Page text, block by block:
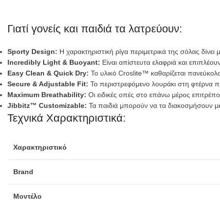
Γιατί γονείς και παιδιά τα λατρεύουν:
Sporty Design: Η χαρακτηριστική ρίγα περιμετρικά της σόλας
Incredibly Light & Buoyant: Είναι απίστευτα ελαφριά και
Easy Clean & Quick Dry: Το υλικό Croslite™ καθαρίζεται
Secure & Adjustable Fit: Το περιστρεφόμενο λουράκι στη φτέρνα
Maximum Breathability: Οι ειδικές οπές στο επάνω μέρος
Jibbitz™ Customizable: Τα παιδιά μπορούν να τα διακοσμήσουν
Τεχνικά Χαρακτηριστικά:
Χαρακτηριστικό
Brand
Μοντέλο